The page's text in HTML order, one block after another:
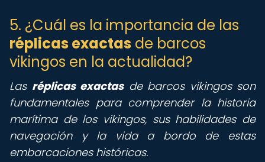
5. ¿Cuál es la importancia de las
réplicas exactas de barcos
vikingos en la actualidad?
Las réplicas exactasde barcos vikingos son
fundamentales para comprender la historia
marítima de los vikingos, sus habilidades de
navegación y la vida a bordo de estas
embarcaciones históricas.